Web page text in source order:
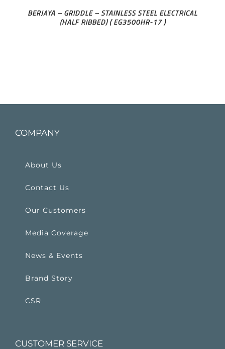
BERJAYA – GRIDDLE – STAINLESS STEEL ELECTRICAL
(HALF RIBBED) ( EG3500HR-17 )
COMPANY
About Us
Contact Us
Our Customers
Media Coverage
News & Events
Brand Story
CSR
CUSTOMER SERVICE